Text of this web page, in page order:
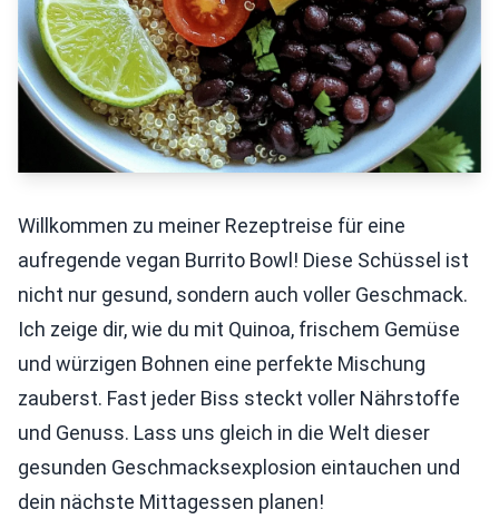
Willkommen zu meiner Rezeptreise für eine
aufregende vegan Burrito Bowl! Diese Schüssel ist
nicht nur gesund, sondern auch voller Geschmack.
Ich zeige dir, wie du mit Quinoa, frischem Gemüse
und würzigen Bohnen eine perfekte Mischung
zauberst. Fast jeder Biss steckt voller Nährstoffe
und Genuss. Lass uns gleich in die Welt dieser
gesunden Geschmacksexplosion eintauchen und
dein nächste Mittagessen planen!